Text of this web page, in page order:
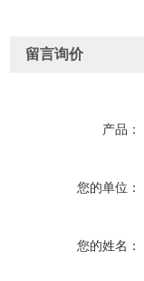
留言询价
产品：
您的单位：
您的姓名：